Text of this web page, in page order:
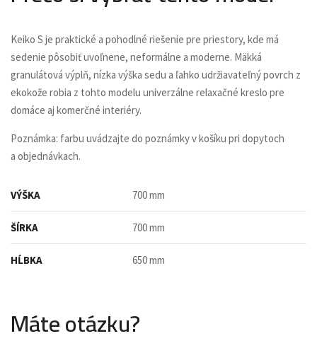
Keiko S je praktické a pohodlné riešenie pre priestory, kde má
sedenie pôsobiť uvoľnene, neformálne a moderne. Mäkká
granulátová výplň, nízka výška sedu a ľahko udržiavateľný povrch z
ekokože robia z tohto modelu univerzálne relaxačné kreslo pre
domáce aj komerčné interiéry.
Poznámka: farbu uvádzajte do poznámky v košíku pri dopytoch
a objednávkach.
VÝŠKA 700 mm
ŠÍRKA 700 mm
HĹBKA 650 mm
Máte otázku?